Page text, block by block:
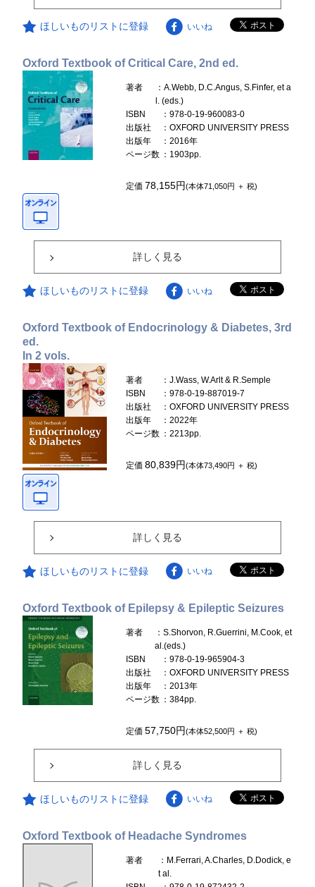
ほしいものリストに登録 いいね
Oxford Textbook of Critical Care, 2nd ed.
著者
：A.Webb, D.C.Angus, S.Finfer, et a
l. (eds.)
ISBN
：978-0-19-960083-0
出版社
：OXFORD UNIVERSITY PRESS
出版年
：2016年
ページ数 ：1903pp.
定価 78,155円(本体71,050円 ＋ 税)
詳しく見る
ほしいものリストに登録 いいね
Oxford Textbook of Endocrinology & Diabetes, 3rd
ed.
In 2 vols.
著者
：J.Wass, W.Arlt & R.Semple
ISBN
：978-0-19-887019-7
出版社
：OXFORD UNIVERSITY PRESS
出版年
：2022年
ページ数 ：2213pp.
定価80,839円(本体73,490円 ＋ 税)
詳しく見る
ほしいものリストに登録 いいね
Oxford Textbook of Epilepsy & Epileptic Seizures
著者
：S.Shorvon, R.Guerrini, M.Cook, et
al.(eds.)
ISBN
：978-0-19-965904-3
出版社
：OXFORD UNIVERSITY PRESS
出版年
：2013年
ページ数 ：384pp.
定価57,750円(本体52,500円 ＋ 税)
詳しく見る
ほしいものリストに登録 いいね
Oxford Textbook of Headache Syndromes
著者
：M.Ferrari, A.Charles, D.Dodick, e
t al.